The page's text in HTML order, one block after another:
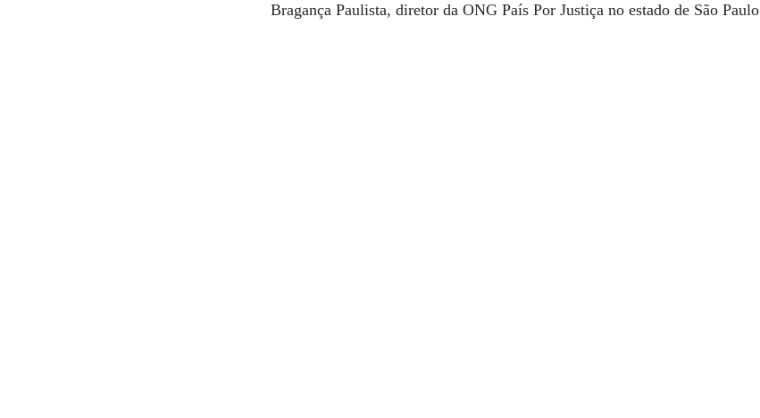
Bragança Paulista, diretor da ONG País Por Justiça no estado de São Paulo